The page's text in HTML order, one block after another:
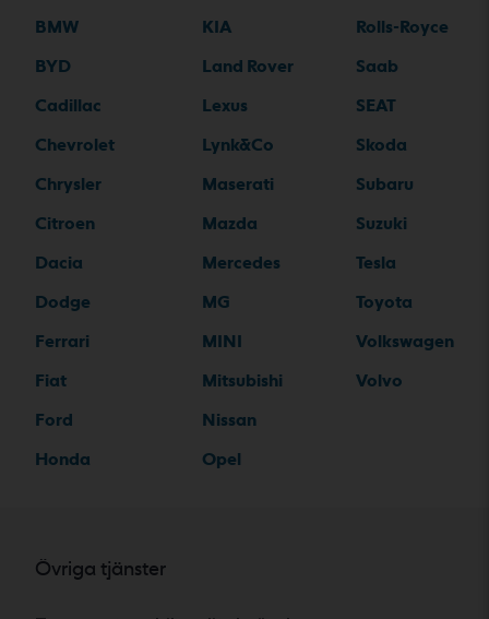
BMW
BYD
Cadillac
Chevrolet
Chrysler
Citroen
Dacia
Dodge
Ferrari
Fiat
Ford
Honda
KIA
Land Rover
Lexus
Lynk&Co
Maserati
Mazda
Mercedes
MG
MINI
Mitsubishi
Nissan
Opel
Rolls-Royce
Saab
SEAT
Skoda
Subaru
Suzuki
Tesla
Toyota
Volkswagen
Volvo
Övriga tjänster